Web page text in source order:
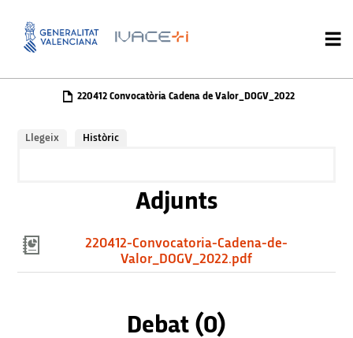
220412 Convocatòria Cadena de Valor_DOGV_2022
Llegeix Històric
Adjunts
220412-Convocatoria-Cadena-de-
Valor_DOGV_2022.pdf
Debat (0)